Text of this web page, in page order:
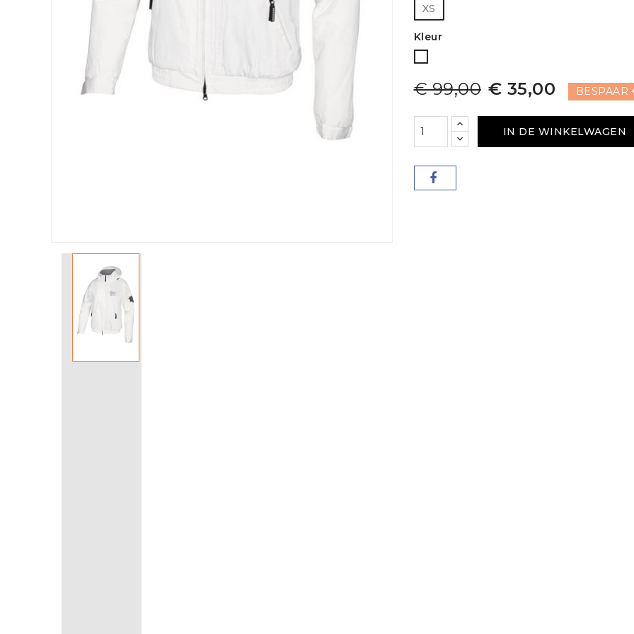
XS
Kleur
Wit
€ 99,00 € 35,00 BESPAAR
IN DE WINKELWAGEN